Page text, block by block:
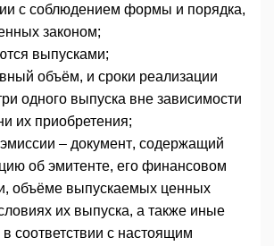
с соблюдением формы и порядка,
законом;
выпусками;
объём, и сроки реализации
одного выпуска вне зависимости
их приобретения;
эмиссии – документ, содержащий
об эмитенте, его финансовом
объёме выпускаемых ценных
их выпуска, а также иные
соответствии с настоящим